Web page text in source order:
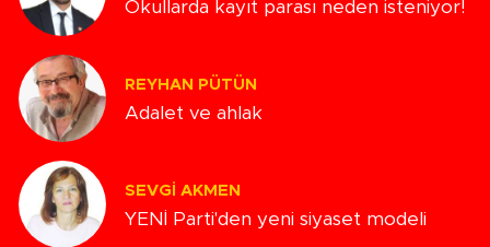
Okullarda kayıt parası neden isteniyor!
REYHAN PÜTÜN
Adalet ve ahlak
SEVGI AKMEN
YENİ Parti'den yeni siyaset modeli